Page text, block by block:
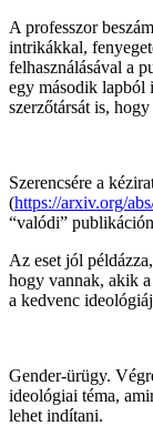
A professzor
intrikákkal,
felhasználásával a
egy második lapból
szerzőtársát is,
Szerencsére a
(https://arxiv.org/
“valódi”
Az eset jól
hogy vannak, akik a
a kedvenc
Gender-ürügy.
ideológiai téma,
lehet indítani.